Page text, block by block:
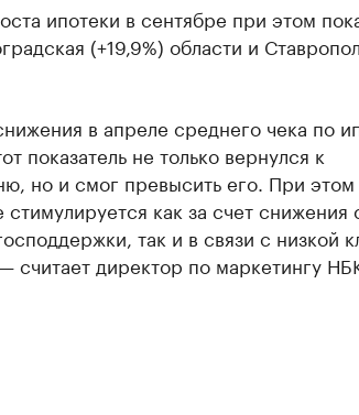
ипотеки в сентябре при этом
(+19,9%) области и
в апреле среднего чека по
показатель не только вернулся к
но и смог превысить его. При этом
как за счет снижения
так и в связи с низкой
считает директор по маркетингу